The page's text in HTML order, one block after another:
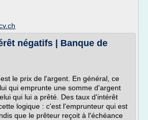
négatifs | Banque de
le prix de l'argent. En général, ce
qui emprunte une somme d'argent
qui lui a prêté. Des taux d'intérêt
logique : c'est l'emprunteur qui est
que le prêteur reçoit à l'échéance